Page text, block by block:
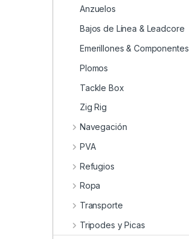
Anzuelos
Bajos de Línea & Leadcore
Emerillones & Componentes
Plomos
Tackle Box
Zig Rig
Navegación
PVA
Refugios
Ropa
Transporte
Tripodes y Picas